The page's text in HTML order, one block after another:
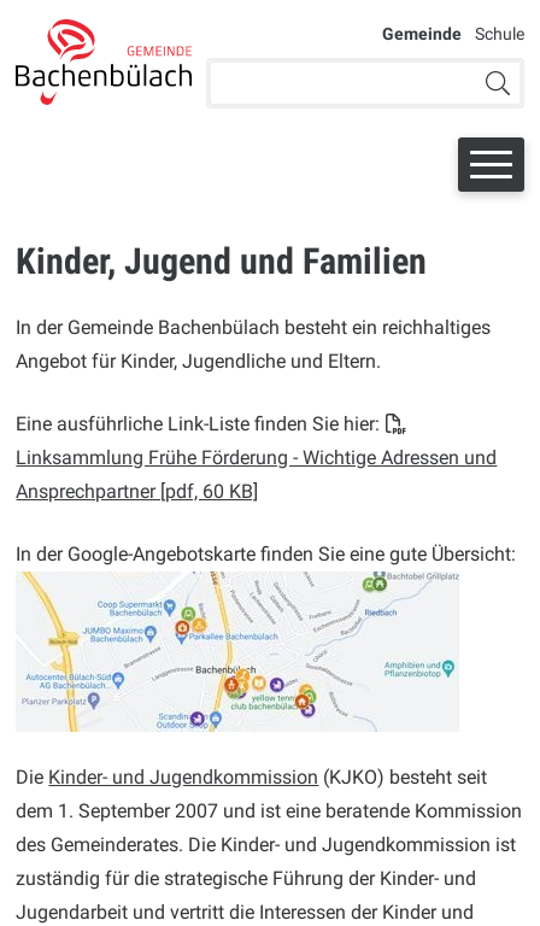
Navigieren bei der Schule
SCHNELLNAVIGATION
WEITERE
Gemeinde Schule
Kinder, Jugend und Familien
In der Gemeinde Bachenbülach besteht ein reichhaltiges
Angebot für Kinder, Jugendliche und Eltern.
Eine ausführliche Link-Liste finden Sie hier:
Linksammlung Frühe Förderung - Wichtige Adressen und
Ansprechpartner [pdf, 60 KB]
In der Google-Angebotskarte finden Sie eine gute Übersicht:
Die Kinder- und Jugendkommission (KJKO) besteht seit
dem 1. September 2007 und ist eine beratende Kommission
des Gemeinderates. Die Kinder- und Jugendkommission ist
zuständig für die strategische Führung der Kinder- und
Jugendarbeit und vertritt die Interessen der Kinder und